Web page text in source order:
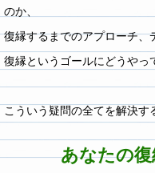
のか、
復縁するまでのアプローチ
復縁というゴールにどうやっ
こういう疑問の全てを解決す
あなたの